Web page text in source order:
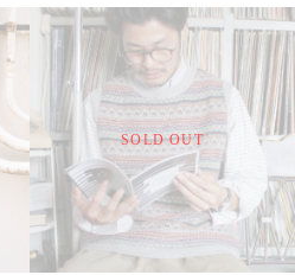
SOLD OUT